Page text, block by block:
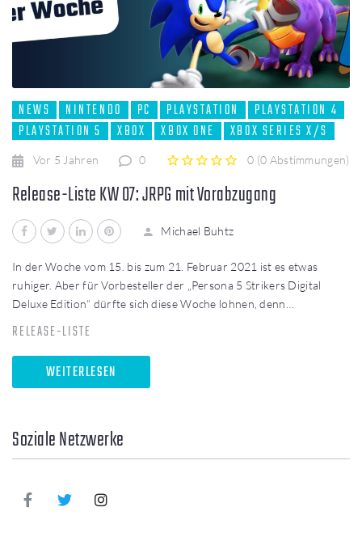
NEWS NINTENDO PC PLAYSTATION
PLAYSTATION 4
PLAYSTATION 5
XBOX XBOX ONE XBOX SERIES X/S
Vor 5 Jahren 0 0 (0 Abstimmungen)
Release-Liste KW 07: JRPG mit Vorabzugang
FacebookTwitterLinkedIn
Michael Buhtz
In der Woche vom 15. bis zum 21. Februar 2021 ist es etwas
ruhiger. Aber für Vorbesteller der „Persona 5 Strikers Digital
Deluxe Edition“ dürfte sich diese Woche lohnen, denn…
RELEASE-LISTE
WEITERLESEN
Soziale Netzwerke